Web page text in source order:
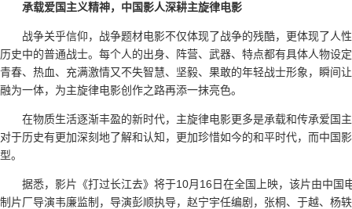
承载爱国主义精神，中国影人深耕主旋律电影
战争关乎信仰，战争题材电影不仅体现了战争的残酷，更体现了人
历史中的普通战士。每个人的出身、阵营、武器、特点都有具体人物设
青春、热血、充满激情又不失智慧、坚毅、果敢的年轻战士形象，瞬间
融为一体，为主旋律电影创作之路再添一抹亮色。
在物质生活逐渐丰盈的新时代，主旋律电影更多是承载和传承爱国
对于历史有更加深刻地了解和认知，更加珍惜如今的和平时代，而中国
型。
据悉，影片《打过长江去》将于10月16日在全国上映，该片由中
制片厂导演韦廉监制，导演彭顺执导，赵宁宇任编剧，张桐、于越、杨